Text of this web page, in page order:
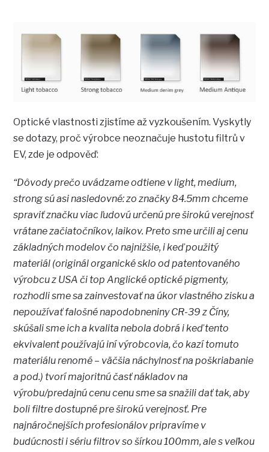
Optické vlastnosti zjistíme až vyzkoušením. Vyskytly
se dotazy, proč výrobce neoznačuje hustotu filtrů v
EV, zde je odpověď:
“Dôvody prečo uvádzame odtiene v light, medium,
strong sú asi nasledovné: zo značky 84.5mm chceme
spraviť značku viac ľudovú určenú pre širokú verejnosť
vrátane začiatočníkov, laikov. Preto sme určili aj cenu
základných modelov čo najnižšie, i keď použitý
materiál (originál organické sklo od patentovaného
výrobcu z USA či top Anglické optické pigmenty,
rozhodli sme sa zainvestovať na úkor vlastného zisku a
nepoužívať falošné napodobneniny CR-39 z Číny,
skúšali sme ich a kvalita nebola dobrá i keď tento
ekvivalent používajú iní výrobcovia, čo kazí tomuto
materiálu renomé – väčšia náchylnosť na poškriabanie
a pod.) tvorí majoritnú časť nákladov na
výrobu/predajnú cenu cenu sme sa snažili dať tak, aby
boli filtre dostupné pre širokú verejnosť. Pre
najnáročnejších profesionálov pripravíme v
budúcnosti i sériu filtrov so šírkou 100mm, ale s veľkou